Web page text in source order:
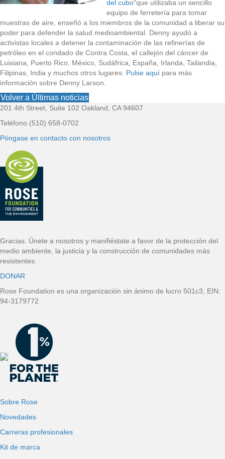
del cubo"que utilizaba un sencillo
equipo de ferretería para tomar
muestras de aire, enseñó a los miembros de la comunidad a liberar su
poder para defender la salud medioambiental. Denny ayudó a
activistas locales a detener la contaminación de las refinerías de
petróleo en el condado de Contra Costa, el callejón del cáncer de
Luisiana, Puerto Rico, México, Sudáfrica, España, Irlanda, Tailandia,
Filipinas, India y muchos otros lugares. Pulse aquí para más
información sobre Denny Larson.
Volver a Últimas noticias
P
i
e
d
e
p
á
g
i
n
201 4th Street, Suite 102 Oakland, CA 94607
Teléfono (510) 658-0702
Póngase en contacto con nosotros
Gracias. Únete a nosotros y manifiéstate a favor de la protección del
medio ambiente, la justicia y la construcción de comunidades más
resistentes.
DONAR
Rose Foundation es una organización sin ánimo de lucro 501c3, EIN:
94-3179772
Sobre Rose
Novedades
Carreras profesionales
Kit de marca